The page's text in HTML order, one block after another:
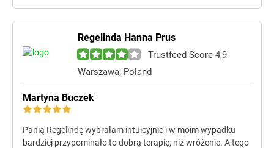
Regelinda Hanna Prus
Trustfeed Score 4,9
Warszawa, Poland
Martyna Buczek
Panią Regelindę wybrałam intuicyjnie i w moim wypadku
bardziej przypominało to dobrą terapię, niż wróżenie. A tego